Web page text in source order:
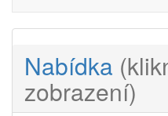
Nabídka
zobrazení)